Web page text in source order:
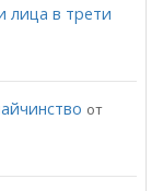
лица в трети
от